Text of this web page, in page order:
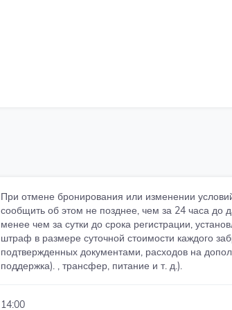
При отмене бронирования или изменении
сообщить об этом не позднее, чем за 24 часа до
менее чем за сутки до срока регистрации,
штраф в размере суточной стоимости каждого
подтвержденных документами, расходов на
поддержка). , трансфер, питание и т. д.).
14:00